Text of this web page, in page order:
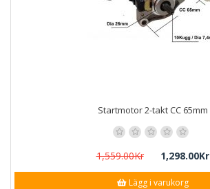
Startmotor 2-takt CC 65mm
1,559.00Kr 1,298.00Kr
Lägg i varukorg